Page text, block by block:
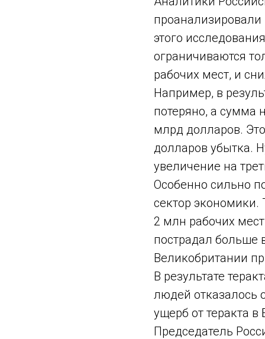
проанализировали
этого
ограничиваются
рабочих мест, и
Например, в
потеряно, а сумма
млрд долларов.
долларов убытка.
увеличение на
Особенно сильно
сектор экономики.
2 млн рабочих
пострадал больше
Великобритании
В результате
людей отказалось
ущерб от теракта
Председатель